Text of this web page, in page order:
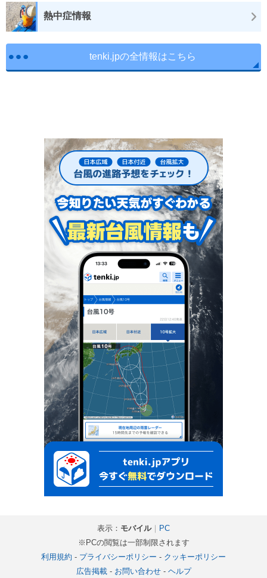
熱中症情報
tenki.jpの全情報はこちら
表示： モバイル｜ PC
※PCの閲覧は一部制限されます
利用規約 - プライバシーポリシー - クッキーポリシー
広告掲載- お問い合わせ- ヘルプ